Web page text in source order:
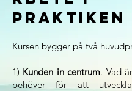
praktiken
Kursen bygger på två
1) Kunden in centrum. Vad
behöver för att